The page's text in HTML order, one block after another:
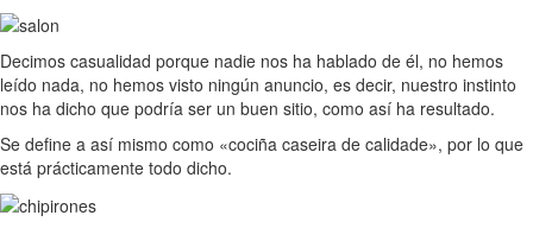
Decimos casualidad porque nadie nos ha hablado de él, no hemos
leído nada, no hemos visto ningún anuncio, es decir, nuestro instinto
nos ha dicho que podría ser un buen sitio, como así ha resultado.
Se define a así mismo como «cociña caseira de calidade», por lo que
está prácticamente todo dicho.